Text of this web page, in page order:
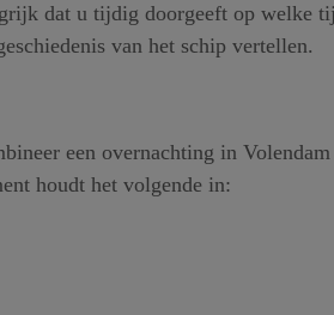
dat u tijdig doorgeeft op welke
van het schip vertellen.
een overnachting in
houdt het volgende in: